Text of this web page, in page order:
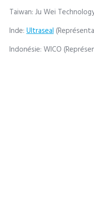
Taiwan: Ju Wei
Inde:Ultraseal
Indonésie: WICO